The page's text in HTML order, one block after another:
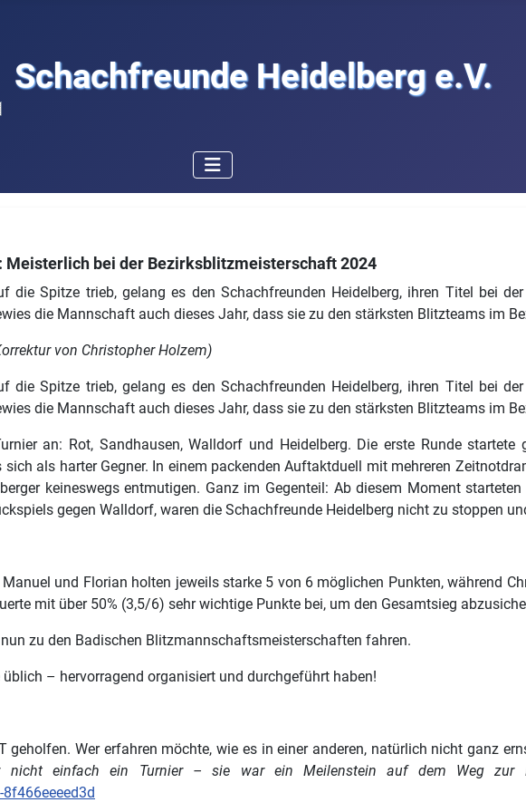
Schachfreunde Heidelberg e.V.
bei der Bezirksblitzmeisterschaft 2024
die Spitze trieb, gelang es den Schachfreunden Heidelberg, ihren Titel bei
die Mannschaft auch dieses Jahr, dass sie zu den stärksten Blitzteams im
von Christopher Holzem)
die Spitze trieb, gelang es den Schachfreunden Heidelberg, ihren Titel bei
die Mannschaft auch dieses Jahr, dass sie zu den stärksten Blitzteams im
an: Rot, Sandhausen, Walldorf und Heidelberg. Die erste Runde
als harter Gegner. In einem packenden Auftaktduell mit mehreren
keineswegs entmutigen. Ganz im Gegenteil: Ab diesem Moment
gegen Walldorf, waren die Schachfreunde Heidelberg nicht zu stoppen
und Florian holten jeweils starke 5 von 6 möglichen Punkten, während
mit über 50% (3,5/6) sehr wichtige Punkte bei, um den Gesamtsieg
zu den Badischen Blitzmannschaftsmeisterschaften fahren.
– hervorragend organisiert und durchgeführt haben!
geholfen. Wer erfahren möchte, wie es in einer anderen, natürlich nicht ganz
nicht einfach ein Turnier – sie war ein Meilenstein auf dem Weg zur